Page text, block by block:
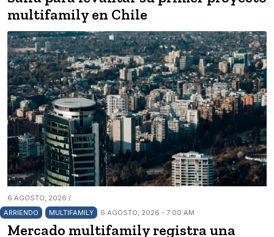
multifamily en Chile
6 AGOSTO, 2026 /
ARRIENDO
MULTIFAMILY 6 AGOSTO, 2026 - 7:00 AM
Mercado multifamily registra una